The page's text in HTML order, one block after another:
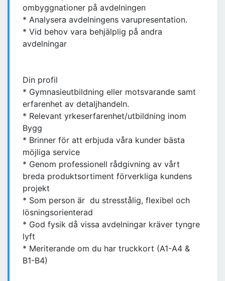
ombyggnationer på avdelningen
* Analysera avdelningens varupresentation.
* Vid behov vara behjälplig på andra
avdelningar
Din profil
* Gymnasieutbildning eller motsvarande samt
erfarenhet av detaljhandeln.
* Relevant yrkeserfarenhet/utbildning inom
Bygg
* Brinner för att erbjuda våra kunder bästa
möjliga service
* Genom professionell rådgivning av vårt
breda produktsortiment förverkliga kundens
projekt
* Som person är du stresstålig, flexibel och
lösningsorienterad
* God fysik då vissa avdelningar kräver tyngre
lyft
* Meriterande om du har truckkort (A1-A4 &
B1-B4)